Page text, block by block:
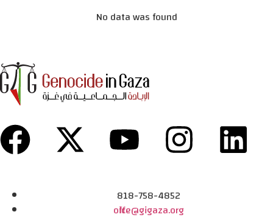
No data was found
818-758-4852
office@gigaza.org